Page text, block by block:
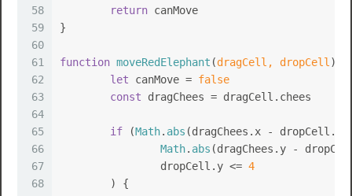
58
59
60
61
62
63
64
65
66
67
68
return canMove
}
function moveRedElephant (dragCell, dropCell ) {
let canMove = false
const dragChees = dragCell. chees
if (Math. abs (dragChees. x - dropCell.
Math. abs (dragChees. y -
		dropCell.
y <= 4
	) {